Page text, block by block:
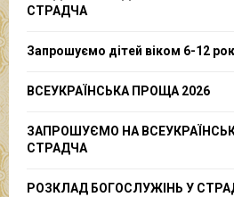
r
СТРАДЧА
Запрошуємо дітей віком 6-12
ВСЕУКРАЇНСЬКА ПРОЩА 2026
ЗАПРОШУЄМО НА
СТРАДЧА
РОЗКЛАД БОГОСЛУЖІНЬ У